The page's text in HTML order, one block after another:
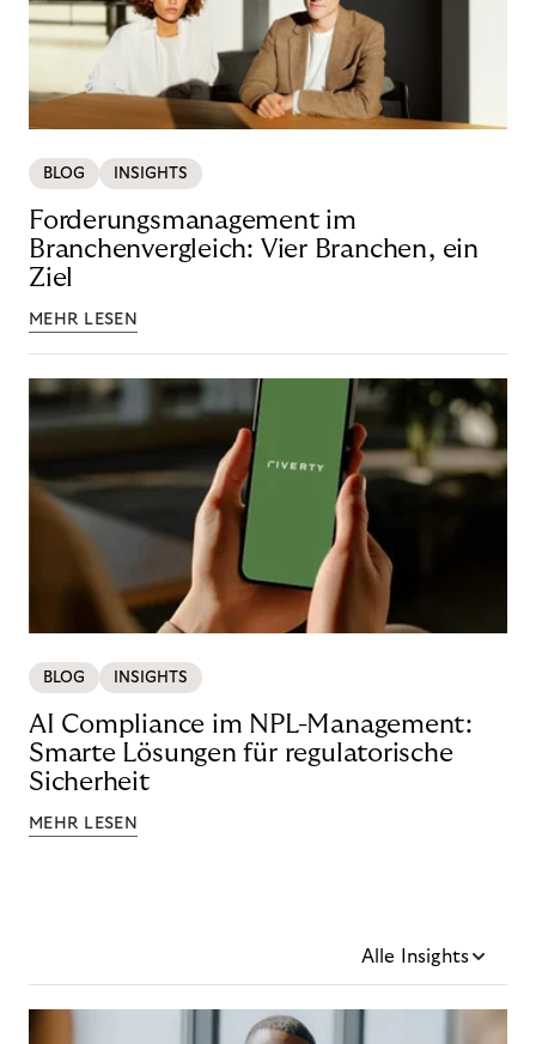
BLOG INSIGHTS
Forderungsmanagement im
Branchenvergleich: Vier Branchen, ein
Ziel
MEHR LESEN
BLOG INSIGHTS
AI Compliance im NPL-Management:
Smarte Lösungen für regulatorische
Sicherheit
MEHR LESEN
Alle Insights